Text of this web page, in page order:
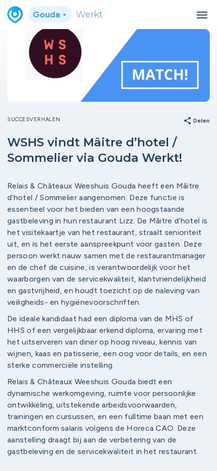
Gouda Werkt
SUCCESVERHALEN share Delen
WSHS vindt Mâitre d’hotel /
Sommelier via Gouda Werkt!
Relais & Châteaux Weeshuis Gouda heeft een Mâitre
d’hotel / Sommelier aangenomen. Deze functie is
essentieel voor het bieden van een hoogstaande
gastbeleving in hun restaurant Lizz. De Mâitre d’hotel is
het visitekaartje van het restaurant, straalt senioriteit
uit, en is het eerste aanspreekpunt voor gasten. Deze
persoon werkt nauw samen met de restaurantmanager
en de chef de cuisine, is verantwoordelijk voor het
waarborgen van de servicekwaliteit, klantvriendelijkheid
en gastvrijheid, en houdt toezicht op de naleving van
veiligheids- en hygiënevoorschriften.
De ideale kandidaat had een diploma van de MHS of
HHS of een vergelijkbaar erkend diploma, ervaring met
het uitserveren van diner op hoog niveau, kennis van
wijnen, kaas en patisserie, een oog voor details, en een
sterke commerciële instelling.
Relais & Châteaux Weeshuis Gouda biedt een
dynamische werkomgeving, ruimte voor persoonlijke
ontwikkeling, uitstekende arbeidsvoorwaarden,
trainingen en cursussen, en een fulltime baan met een
marktconform salaris volgens de Horeca CAO. Deze
aanstelling draagt bij aan de verbetering van de
gastbeleving en de servicekwaliteit in het restaurant.